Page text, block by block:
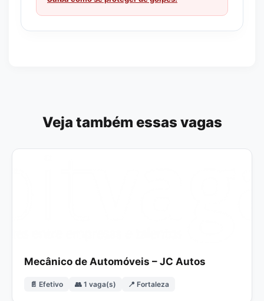
Veja também essas vagas
Mecânico de Automóveis – JC Autos
📄 Efetivo 👥 1 vaga(s) 📍 Fortaleza